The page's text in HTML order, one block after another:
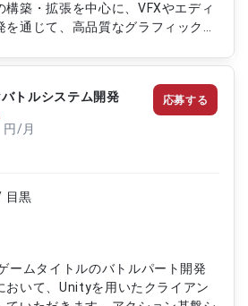
構築・拡張を中心に、VFXやエディ
を通じて、高品質なグラフィック表
）を用いたシェーダーの設計・
ックパイプラインの設計、構築お
エディタツールの設計・開発 ・
よびポストエフェクトの設計・実
よびパフォーマンスの改善・最適
ク機能のテストおよび品質向上対
トルシステム開発
円/月
目黒
ームタイトルのバトルパート開発
おいて、Unityを用いたクライアン
応募する